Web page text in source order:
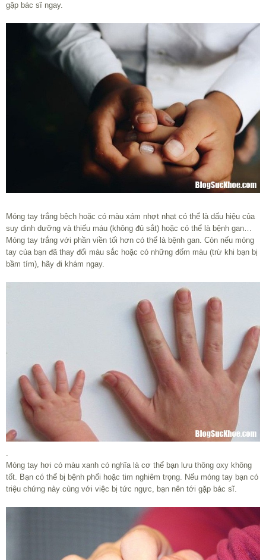
gặp bác sĩ ngay.
Móng tay trắng bệch hoặc có màu xám nhợt nhạt có thể là dấu hiệu của
suy dinh dưỡng và thiếu máu (không đủ sắt) hoặc có thể là bệnh gan…
Móng tay trắng với phần viền tối hơn có thể là bệnh gan. Còn nếu móng
tay của bạn đã thay đổi màu sắc hoặc có những đốm màu (trừ khi bạn bị
bầm tím), hãy đi khám ngay.
.
Móng tay hơi có màu xanh có nghĩa là cơ thể bạn lưu thông oxy không
tốt. Bạn có thể bị bệnh phổi hoặc tim nghiêm trọng. Nếu móng tay bạn có
triệu chứng này cùng với việc bị tức ngực, bạn nên tới gặp bác sĩ.